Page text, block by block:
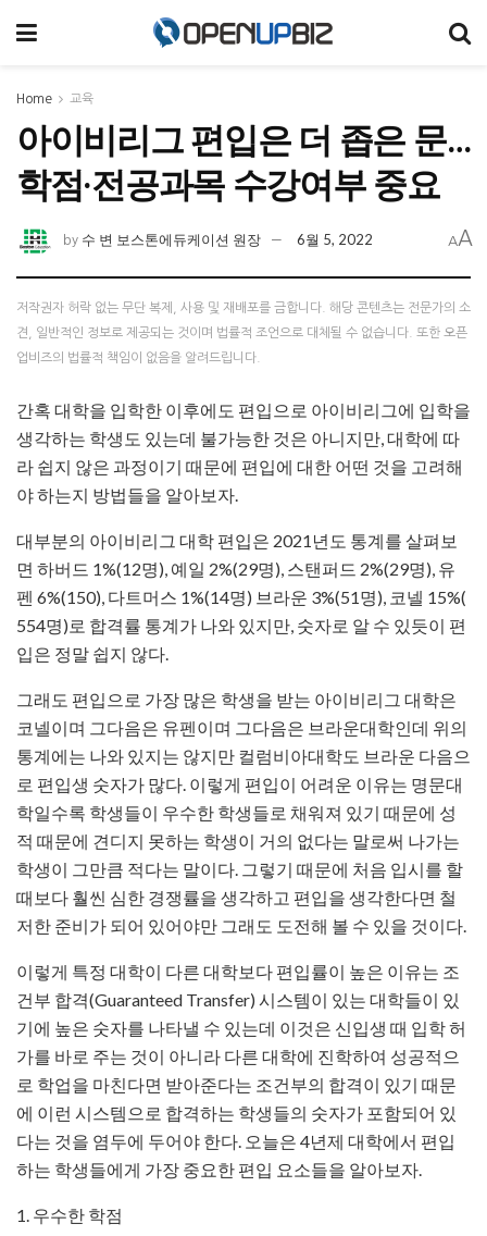
Home 교육
아이비리그 편입은 더 좁은 문…
학점·전공과목 수강여부 중요
by 수 변 보스톤에듀케이션 원장 6월 5, 2022 AA
저작권자 허락 없는 무단 복제, 사용 및 재배포를 금합니다. 해당 콘텐츠는 전문가의 소
견, 일반적인 정보로 제공되는 것이며 법률적 조언으로 대체될 수 없습니다. 또한 오픈
업비즈의 법률적 책임이 없음을 알려드립니다.
간혹 대학을 입학한 이후에도 편입으로 아이비리그에 입학을
생각하는 학생도 있는데 불가능한 것은 아니지만, 대학에 따
라 쉽지 않은 과정이기 때문에 편입에 대한 어떤 것을 고려해
야 하는지 방법들을 알아보자.
대부분의 아이비리그 대학 편입은 2021년도 통계를 살펴보
면 하버드 1%(12명), 예일 2%(29명), 스탠퍼드 2%(29명), 유
펜 6%(150), 다트머스 1%(14명) 브라운 3%(51명), 코넬 15%(
554명)로 합격률 통계가 나와 있지만, 숫자로 알 수 있듯이 편
입은 정말 쉽지 않다.
그래도 편입으로 가장 많은 학생을 받는 아이비리그 대학은
코넬이며 그다음은 유펜이며 그다음은 브라운대학인데 위의
통계에는 나와 있지는 않지만 컬럼비아대학도 브라운 다음으
로 편입생 숫자가 많다. 이렇게 편입이 어려운 이유는 명문대
학일수록 학생들이 우수한 학생들로 채워져 있기 때문에 성
적 때문에 견디지 못하는 학생이 거의 없다는 말로써 나가는
학생이 그만큼 적다는 말이다. 그렇기 때문에 처음 입시를 할
때보다 훨씬 심한 경쟁률을 생각하고 편입을 생각한다면 철
저한 준비가 되어 있어야만 그래도 도전해 볼 수 있을 것이다.
이렇게 특정 대학이 다른 대학보다 편입률이 높은 이유는 조
건부 합격(Guaranteed Transfer) 시스템이 있는 대학들이 있
기에 높은 숫자를 나타낼 수 있는데 이것은 신입생 때 입학 허
가를 바로 주는 것이 아니라 다른 대학에 진학하여 성공적으
로 학업을 마친다면 받아준다는 조건부의 합격이 있기 때문
에 이런 시스템으로 합격하는 학생들의 숫자가 포함되어 있
다는 것을 염두에 두어야 한다. 오늘은 4년제 대학에서 편입
하는 학생들에게 가장 중요한 편입 요소들을 알아보자.
1. 우수한 학점